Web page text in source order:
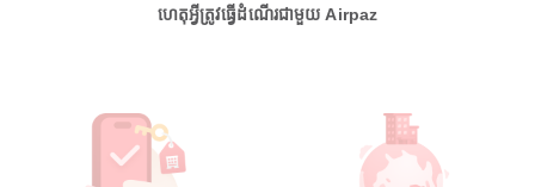
ហេតុអ្វីត្រូវធ្វើដំណើរជាមួយ Airpaz